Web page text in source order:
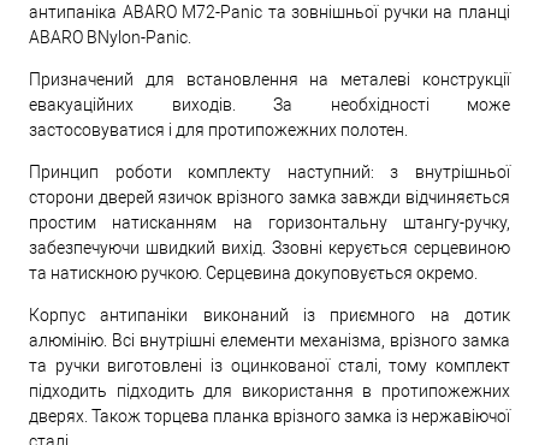
антипаніка ABARO M72-Panic та зовнішньої ручки на планці
ABARO BNylon-Panic.
Призначений для встановлення на металеві конструкції
евакуаційних виходів. За необхідності може
застосовуватися і для протипожежних полотен.
Принцип роботи комплекту наступний: з внутрішньої
сторони дверей язичок врізного замка завжди відчиняється
простим натисканням на горизонтальну штангу-ручку,
забезпечуючи швидкий вихід. Ззовні керується серцевиною
та натискною ручкою. Серцевина докуповується окремо.
Корпус антипаніки виконаний із приємного на дотик
алюмінію. Всі внутрішні елементи механізма, врізного замка
та ручки виготовлені із оцинкованої сталі, тому комплект
підходить підходить для використання в протипожежних
дверях. Також торцева планка врізного замка із нержавіючої